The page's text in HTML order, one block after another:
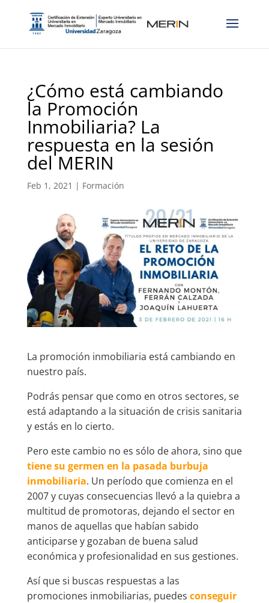
¿Cómo está cambiando
la Promoción
Inmobiliaria? La
respuesta en la sesión
del MERIN
Feb 1, 2021 | Formación
La promoción inmobiliaria está cambiando en
nuestro país.
Podrás pensar que como en otros sectores, se
está adaptando a la situación de crisis sanitaria
y estás en lo cierto.
Pero este cambio no es sólo de ahora, sino que
tiene su germen en la pasada burbuja
inmobiliaria. Un período que comienza en el
2007 y cuyas consecuencias llevó a la quiebra a
multitud de promotoras, dejando el sector en
manos de aquellas que habían sabido
anticiparse y gozaban de buena salud
económica y profesionalidad en sus gestiones.
Así que si buscas respuestas a las
promociones inmobiliarias, puedes conseguir